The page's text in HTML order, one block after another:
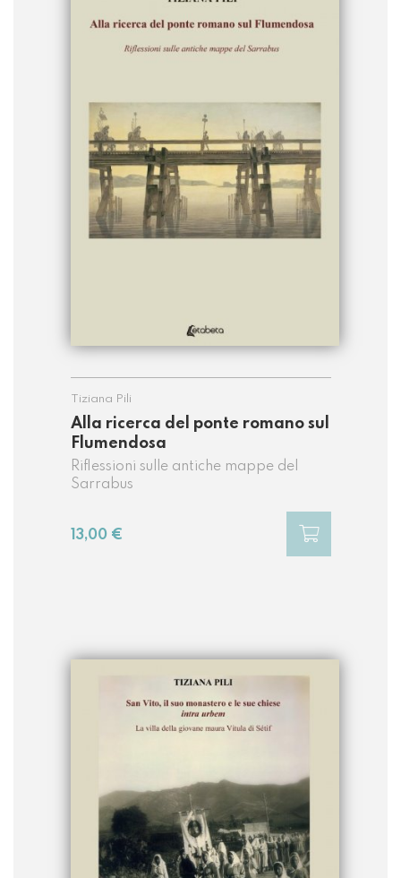
Alla ricerca del ponte romano sul
Flumendosa
Riflessioni sulle antiche mappe del
Sarrabus
Tiziana Pili
13,00 €